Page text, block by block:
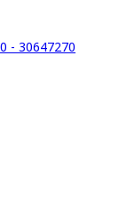
- 30647270